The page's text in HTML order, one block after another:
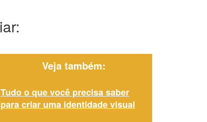
Veja também:
Tudo o que você precisa saber
para criar uma identidade visual